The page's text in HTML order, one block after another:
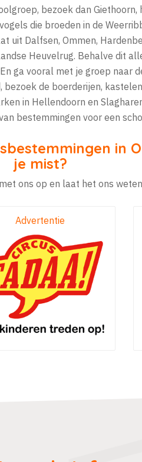
bezoek dan Giethoorn,
die broeden in de
uit Dalfsen, Ommen,
Heuvelrug. Behalve dit
ga vooral met je groep naar
de boerderijen,
in Hellendoorn en
bestemmingen voor een
in
je mist?
ons op en laat het ons
Advertentie